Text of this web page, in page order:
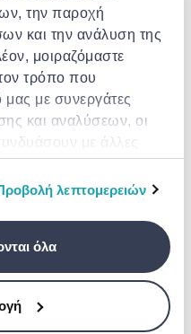
την παροχή
και την ανάλυση της
μοιραζόμαστε
τρόπο που
μας με συνεργάτες
και αναλύσεων, οι
με άλλες
παραχωρήσει ή τις
με την από μέρους
λεπτομερειών
όλα
Cwc 450b1 βιτρίνα κρασιών
μπουκάλια διπλή ζώνη
olympia
1,950.00